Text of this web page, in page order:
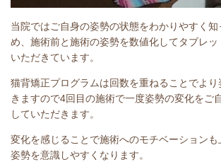
当院ではご自身の姿勢の状態をわかりやすく知
め、施術前と施術の姿勢を数値化してタブレッ
いただきています。
猫背矯正プログラムは回数を重ねることでよ
きますので4回目の施術で一度姿勢の変化をご
していただきます。
変化を感じることで施術へのモチベーション
姿勢を意識しやすくなります。